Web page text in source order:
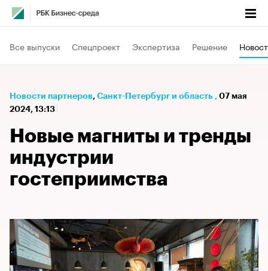
Все выпуски Спецпроект Экспертиза Решение
Новости партнеров⁠, Санкт-Петербург и область , 07 мая
2024, 13:13
Новые магниты и тренды
индустрии
гостеприимства